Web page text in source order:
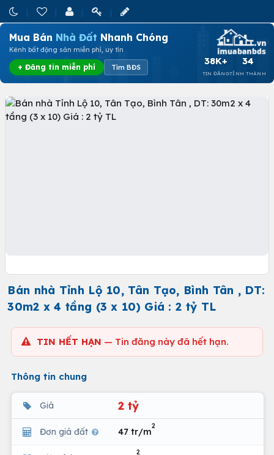
Mua Bán Nhà Đất Nhanh Chóng
Kênh bất động sản miễn phí, uy tín
+ Đăng tin miễn phí Tìm BĐS
38K+
TIN ĐĂNG
34
TỈNH THÀNH
Bán nhà Tỉnh Lộ 10, Tân Tạo, Bình Tân , DT:
30m2 x 4 tầng (3 x 10) Giá : 2 tỷ TL
TIN HẾT HẠN — Tin đăng này đã hết hạn.
Thông tin chung
Giá 2 tỷ
Đơn giá đất 47 tr/m
2
2